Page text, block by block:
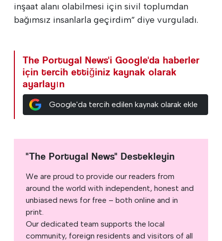
inşaat alanı olabilmesi için sivil toplumdan
bağımsız insanlarla geçirdim” diye vurguladı.
The Portugal News'i Google'da haberler
için tercih ettiğiniz kaynak olarak
ayarlayın
Google'da tercih edilen kaynak olarak ekle
"The Portugal News" Destekleyin
We are proud to provide our readers from
around the world with independent, honest and
unbiased news for free – both online and in
print.
Our dedicated team supports the local
community, foreign residents and visitors of all